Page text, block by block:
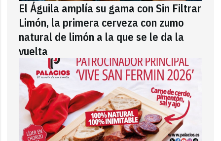
El Águila amplía su gama con Sin Filtrar
Limón, la primera cerveza con zumo
natural de limón a la que se le da la
vuelta